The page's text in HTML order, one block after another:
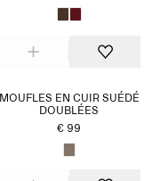
MOUFLES EN CUIR SUÉDÉ
DOUBLÉES
€ 99